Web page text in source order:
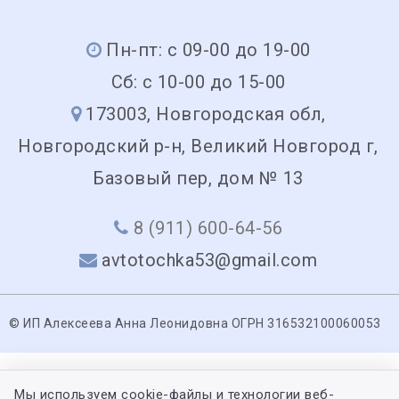
Пн-пт: с 09-00 до 19-00
Сб: с 10-00 до 15-00
173003, Новгородская обл,
Новгородский р-н, Великий Новгород г,
Базовый пер, дом № 13
8 (911) 600-64-56
avtotochka53@gmail.com
© ИП Алексеева Анна Леонидовна ОГРН 316532100060053
Мы используем cookie-файлы и технологии веб-